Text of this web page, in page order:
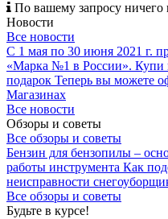
По вашему запросу ничего
Новости
Все новости
С 1 мая по 30 июня 2021 г.
«Марка №1 в России». Купи
подарок Теперь вы можете
Магазинах
Все новости
Обзоры и советы
Все обзоры и советы
Бензин для бензопилы –
работы инструмента Как
неисправности
Все обзоры и советы
Будьте в курсе!